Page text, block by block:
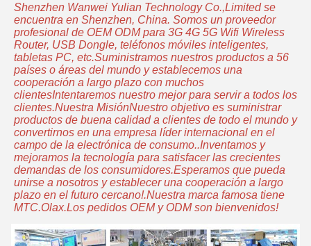
Shenzhen Wanwei Yulian Technology Co.,Limited se
encuentra en Shenzhen, China. Somos un proveedor
profesional de OEM ODM para 3G 4G 5G Wifi Wireless
Router, USB Dongle, teléfonos móviles inteligentes,
tabletas PC, etc.Suministramos nuestros productos a 56
países o áreas del mundo y establecemos una
cooperación a largo plazo con muchos
clientesIntentaremos nuestro mejor para servir a todos los
clientes.Nuestra MisiónNuestro objetivo es suministrar
productos de buena calidad a clientes de todo el mundo y
convertirnos en una empresa líder internacional en el
campo de la electrónica de consumo..Inventamos y
mejoramos la tecnología para satisfacer las crecientes
demandas de los consumidores.Esperamos que pueda
unirse a nosotros y establecer una cooperación a largo
plazo en el futuro cercano!.Nuestra marca famosa tiene
MTC.Olax.Los pedidos OEM y ODM son bienvenidos!